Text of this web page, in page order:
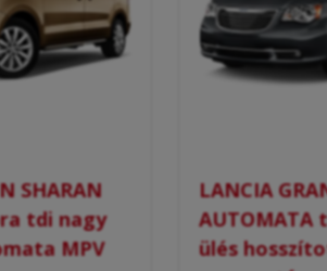
SHARAN
tdi nagy
MPV
LANCIA
AUTOMATA
ülés